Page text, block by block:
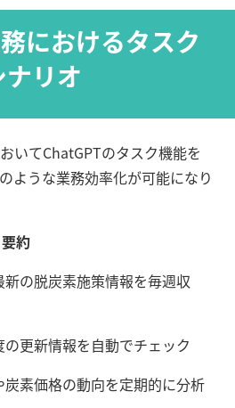
におけるタスク
リオ
いてChatGPTのタスク機能を
ような業務効率化が可能になり
約
の脱炭素施策情報を毎週収
更新情報を自動でチェック
素価格の動向を定期的に分析